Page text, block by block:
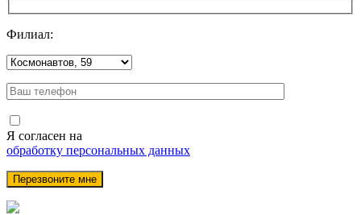
Филиал:
Я согласен на
обработку персональных данных